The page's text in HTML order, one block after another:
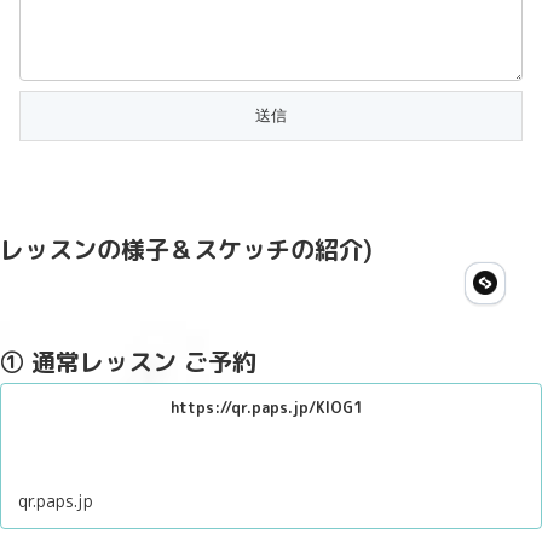
レッスンの様子＆スケッチの紹介)
① 通常レッスン ご予約
https://qr.paps.jp/KlOG1
qr.paps.jp